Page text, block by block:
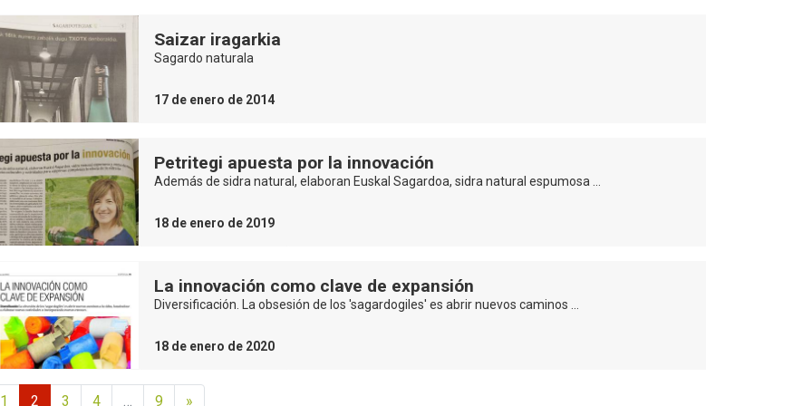
Saizar iragarkia
Sagardo naturala
17 de enero de 2014
Petritegi apuesta por la innovación
Además de sidra natural, elaboran Euskal Sagardoa, sidra natural espumosa …
18 de enero de 2019
La innovación como clave de expansión
Diversificación. La obsesión de los 'sagardogiles' es abrir nuevos caminos …
18 de enero de 2020
1 2 3 4 9 »